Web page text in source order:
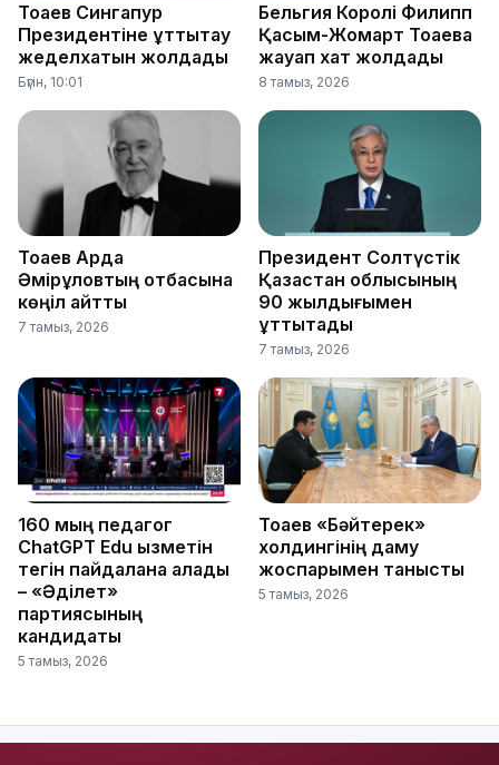
Тоқаев Сингапур
Президентіне құттықтау
жеделхатын жолдады
Бүгін, 10:01
Бельгия Королі Филипп
Қасым-Жомарт Тоқаевқа
жауап хат жолдады
8 тамыз, 2026
Тоқаев Ардақ
Әмірқұловтың отбасына
көңіл айтты
7 тамыз, 2026
Президент Солтүстік
Қазақстан облысының
90 жылдығымен
құттықтады
7 тамыз, 2026
160 мың педагог
ChatGPT Edu қызметін
тегін пайдалана алады
– «Әділет»
партиясының
кандидаты
5 тамыз, 2026
Тоқаев «Бәйтерек»
холдингінің даму
жоспарымен танысты
5 тамыз, 2026